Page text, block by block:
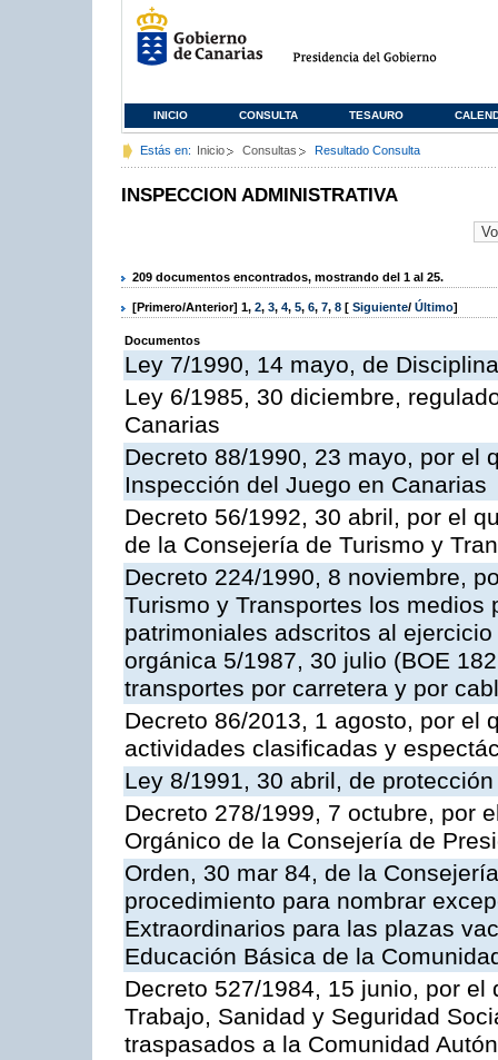
INICIO CONSULTA TESAURO
Estás en: Inicio Consultas Resultado Consulta
INSPECCION ADMINISTRATIVA
209 documentos encontrados, mostrando del 1 al 25.
[Primero/Anterior] 1, 2, 3, 4, 5, 6, 7, 8 [ Siguiente/ Último]
Documentos
Ley 7/1990, 14 mayo, de
Ley 6/1985, 30 diciembre,
Canarias
Decreto 88/1990, 23 mayo, por el
Inspección del Juego en Canarias
Decreto 56/1992, 30 abril, por el
de la Consejería de Turismo y
Decreto 224/1990, 8 noviembre,
Turismo y Transportes los
patrimoniales adscritos al
orgánica 5/1987, 30 julio (BOE
transportes por carretera y por
Decreto 86/2013, 1 agosto, por el
actividades clasificadas y
Ley 8/1991, 30 abril, de
Decreto 278/1999, 7 octubre, por
Orgánico de la Consejería de
Orden, 30 mar 84, de la
procedimiento para nombrar
Extraordinarios para las plazas
Educación Básica de la
Decreto 527/1984, 15 junio, por
Trabajo, Sanidad y Seguridad
traspasados a la Comunidad